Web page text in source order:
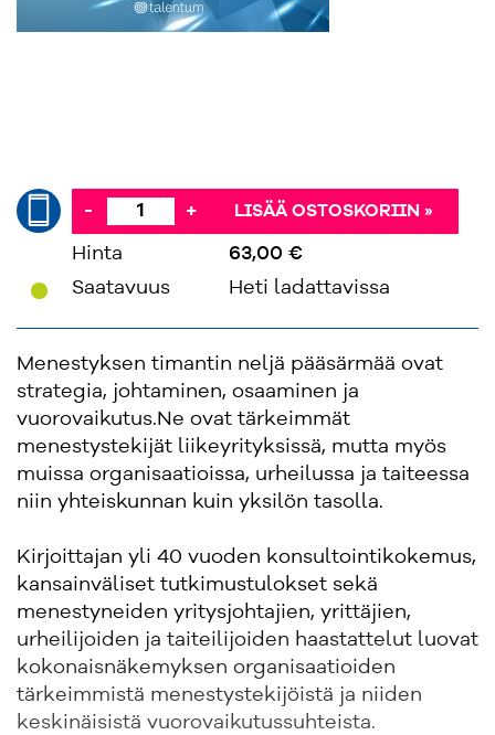
- + LISÄÄ OSTOSKORIIN »
Hinta
63,00 €
Saatavuus
Heti ladattavissa
Menestyksen timantin neljä pääsärmää ovat
strategia, johtaminen, osaaminen ja
vuorovaikutus.Ne ovat tärkeimmät
menestystekijät liikeyrityksissä, mutta myös
muissa organisaatioissa, urheilussa ja taiteessa
niin yhteiskunnan kuin yksilön tasolla.
Kirjoittajan yli 40 vuoden konsultointikokemus,
kansainväliset tutkimustulokset sekä
menestyneiden yritysjohtajien, yrittäjien,
urheilijoiden ja taiteilijoiden haastattelut luovat
kokonaisnäkemyksen organisaatioiden
tärkeimmistä menestystekijöistä ja niiden
keskinäisistä vuorovaikutussuhteista.